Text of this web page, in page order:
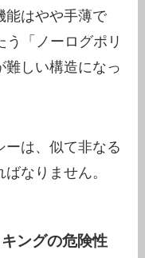
能はやや手薄で
う「ノーログポリ
難しい構造になっ
ーは、似て非なる
なりません。
ングの危険性